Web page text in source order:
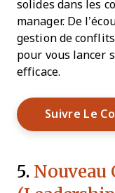
solides dans les
manager. De
gestion de
pour vous lancer
efficace.
Suivre Le
5. Nouveau